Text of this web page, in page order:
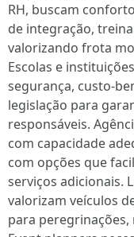
RH, buscam
de integração,
valorizando frota
Escolas e
segurança, custo-
legislação para
responsáveis.
com capacidade
com opções que
serviços adicionais.
valorizam veículos
para